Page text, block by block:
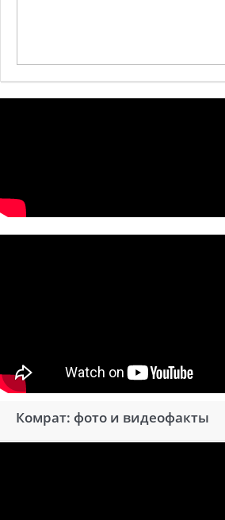
Комрат: фото и видеофакты